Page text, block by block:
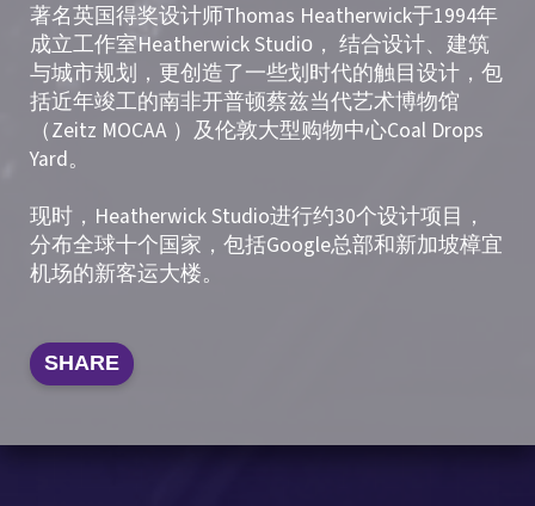
著名英国得奖设计师Thomas Heatherwick于1994年
成立工作室Heatherwick Studio， 结合设计、建筑
与城市规划，更创造了一些划时代的触目设计，包
括近年竣工的南非开普顿蔡兹当代艺术博物馆
（Zeitz MOCAA ）及伦敦大型购物中心Coal Drops
Yard。
现时，Heatherwick Studio进行约30个设计项目，
分布全球十个国家，包括Google总部和新加坡樟宜
机场的新客运大楼。
SHARE